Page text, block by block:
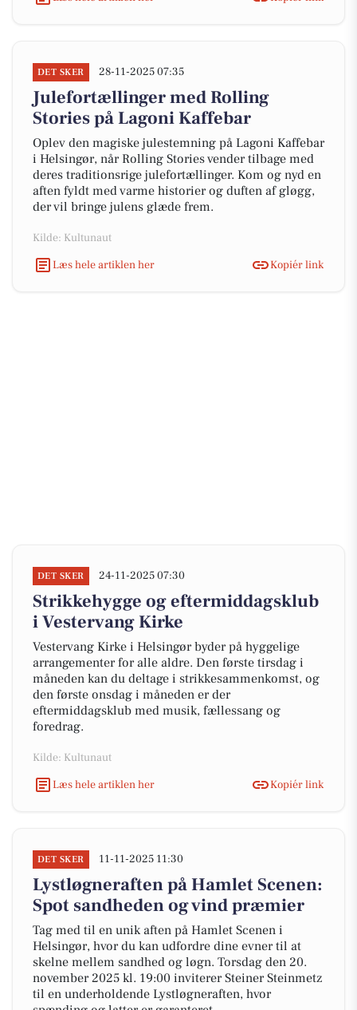
DET SKER 28-11-2025 07:35
Julefortællinger med Rolling
Stories på Lagoni Kaffebar
Oplev den magiske julestemning på Lagoni Kaffebar
i Helsingør, når Rolling Stories vender tilbage med
deres traditionsrige julefortællinger. Kom og nyd en
aften fyldt med varme historier og duften af gløgg,
der vil bringe julens glæde frem.
Kilde: Kultunaut
Læs hele artiklen her
Kopiér link
DET SKER 24-11-2025 07:30
Strikkehygge og eftermiddagsklub
i Vestervang Kirke
Vestervang Kirke i Helsingør byder på hyggelige
arrangementer for alle aldre. Den første tirsdag i
måneden kan du deltage i strikkesammenkomst, og
den første onsdag i måneden er der
eftermiddagsklub med musik, fællessang og
foredrag.
Kilde: Kultunaut
Læs hele artiklen her
Kopiér link
DET SKER 11-11-2025 11:30
Lystløgneraften på Hamlet Scenen:
Spot sandheden og vind præmier
Tag med til en unik aften på Hamlet Scenen i
Helsingør, hvor du kan udfordre dine evner til at
skelne mellem sandhed og løgn. Torsdag den 20.
november 2025 kl. 19:00 inviterer Steiner Steinmetz
til en underholdende Lystløgneraften, hvor